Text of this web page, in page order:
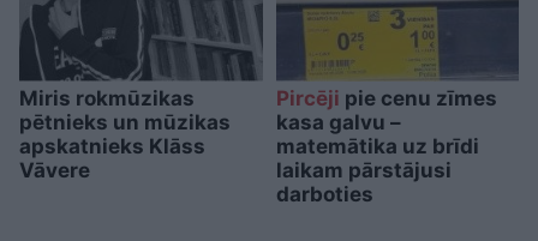
Miris rokmūzikas
pētnieks un mūzikas
apskatnieks Klāss
Vāvere
Pircēji pie cenu zīmes
kasa galvu –
matemātika uz brīdi
laikam pārstājusi
darboties